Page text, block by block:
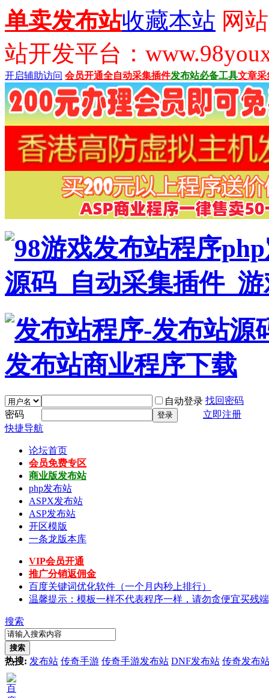
单卖发布站收藏本站 网
站开发平台：
开启辅助访问 会员开通全自动采集插件发布站必备工具文章采
自动登录 找回密码
密码
登录
立即注册
快捷导航
论坛首页
会员免费专区
商业版发布站
php发布站
ASPX发布站
ASP发布站
开区模版
一条龙版本库
VIP会员开通
推广分销返佣金
百度关键词优化软件（一个月内秒上排行）
温馨提示：模板一样不代表程序一样，请勿贪便宜买残
搜索
搜索
热搜: 发布站 传奇手游 传奇手游发布站 DNF发布站 传奇发布